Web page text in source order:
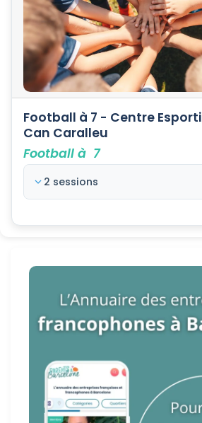
Football à 7 - Centre
Can Caralleu
Football à 7
2 sessions